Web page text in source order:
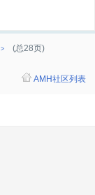
> (总28页)
AMH社区列表